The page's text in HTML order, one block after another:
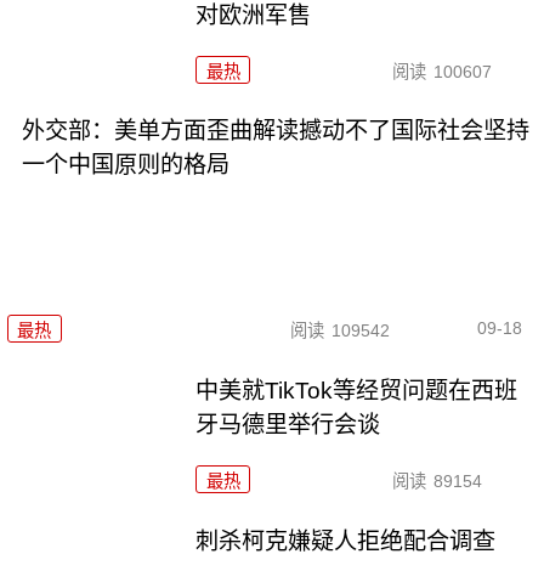
对欧洲军售
最热 阅读 100607
外交部：美单方面歪曲解读撼动不了国际社会坚持
一个中国原则的格局
最热 阅读 109542 09-18
中美就TikTok等经贸问题在西班
牙马德里举行会谈
最热 阅读 89154
刺杀柯克嫌疑人拒绝配合调查